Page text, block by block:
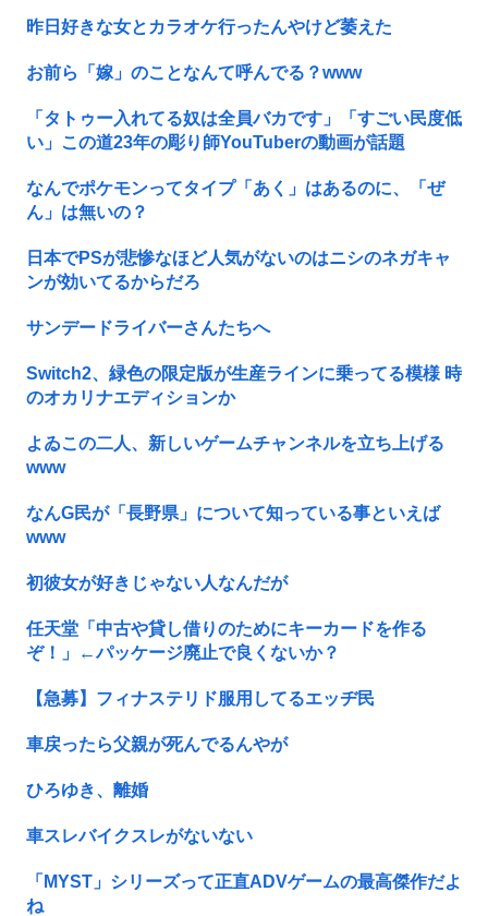
昨日好きな女とカラオケ行ったんやけど萎えた
お前ら「嫁」のことなんて呼んでる？www
「タトゥー入れてる奴は全員バカです」「すごい民度低
い」この道23年の彫り師YouTuberの動画が話題
なんでポケモンってタイプ「あく」はあるのに、「ぜ
ん」は無いの？
日本でPSが悲惨なほど人気がないのはニシのネガキャ
ンが効いてるからだろ
サンデードライバーさんたちへ
Switch2、緑色の限定版が生産ラインに乗ってる模様 時
のオカリナエディションか
よゐこの二人、新しいゲームチャンネルを立ち上げる
www
なんG民が「長野県」について知っている事といえば
www
初彼女が好きじゃない人なんだが
任天堂「中古や貸し借りのためにキーカードを作る
ぞ！」←パッケージ廃止で良くないか？
【急募】フィナステリド服用してるエッヂ民
車戻ったら父親が死んでるんやが
ひろゆき、離婚
車スレバイクスレがないない
「MYST」シリーズって正直ADVゲームの最高傑作だよ
ね